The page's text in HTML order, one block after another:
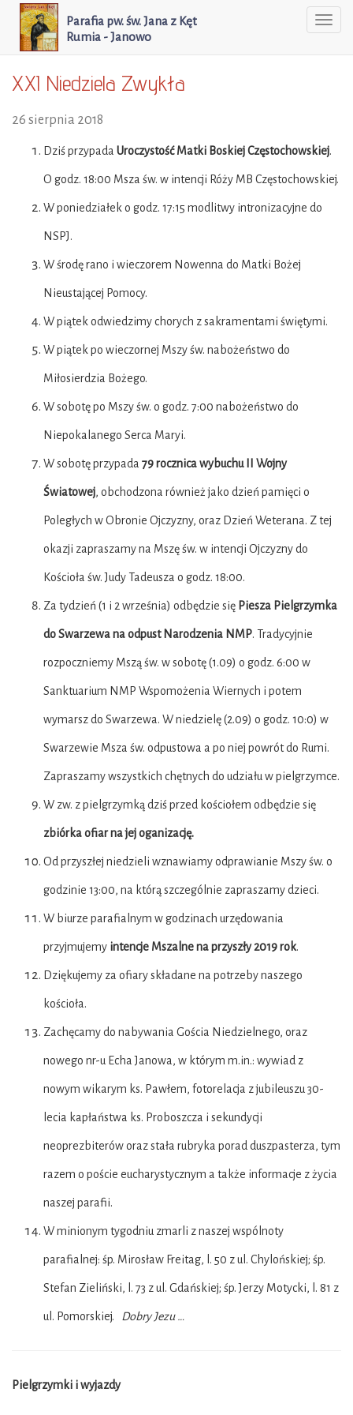
Parafia pw. św. Jana z Kęt
Rumia - Janowo
XXI Niedziela Zwykła
26 sierpnia 2018
Dziś przypada Uroczystość Matki Boskiej Częstochowskiej.
O godz. 18:00 Msza św. w intencji Róży MB Częstochowskiej.
W poniedziałek o godz. 17:15 modlitwy intronizacyjne do
NSPJ.
W środę rano i wieczorem Nowenna do Matki Bożej
Nieustającej Pomocy.
W piątek odwiedzimy chorych z sakramentami świętymi.
W piątek po wieczornej Mszy św. nabożeństwo do
Miłosierdzia Bożego.
W sobotę po Mszy św. o godz. 7:00 nabożeństwo do
Niepokalanego Serca Maryi.
W sobotę przypada 79 rocznica wybuchu II Wojny
Światowej, obchodzona również jako dzień pamięci o
Poległych w Obronie Ojczyzny, oraz Dzień Weterana. Z tej
okazji zapraszamy na Mszę św. w intencji Ojczyzny do
Kościoła św. Judy Tadeusza o godz. 18:00.
Za tydzień (1 i 2 września) odbędzie się Piesza Pielgrzymka
do Swarzewa na odpust Narodzenia NMP. Tradycyjnie
rozpoczniemy Mszą św. w sobotę (1.09) o godz. 6:00 w
Sanktuarium NMP Wspomożenia Wiernych i potem
wymarsz do Swarzewa. W niedzielę (2.09) o godz. 10:0) w
Swarzewie Msza św. odpustowa a po niej powrót do Rumi.
Zapraszamy wszystkich chętnych do udziału w pielgrzymce.
W zw. z pielgrzymką dziś przed kościołem odbędzie się
zbiórka ofiar na jej oganizację.
Od przyszłej niedzieli wznawiamy odprawianie Mszy św. o
godzinie 13:00, na którą szczególnie zapraszamy dzieci.
W biurze parafialnym w godzinach urzędowania
przyjmujemy intencje Mszalne na przyszły 2019 rok.
Dziękujemy za ofiary składane na potrzeby naszego
kościoła.
Zachęcamy do nabywania Gościa Niedzielnego, oraz
nowego nr-u Echa Janowa, w którym m.in.: wywiad z
nowym wikarym ks. Pawłem, fotorelacja z jubileuszu 30-
lecia kapłaństwa ks. Proboszcza i sekundycji
neoprezbiterów oraz stała rubryka porad duszpasterza, tym
razem o poście eucharystycznym a także informacje z życia
naszej parafii.
W minionym tygodniu zmarli z naszej wspólnoty
parafialnej: śp. Mirosław Freitag, l. 50 z ul. Chylońskiej; śp.
Stefan Zieliński, l. 73 z ul. Gdańskiej; śp. Jerzy Motycki, l. 81 z
ul. Pomorskiej. Dobry Jezu …
Pielgrzymki i wyjazdy